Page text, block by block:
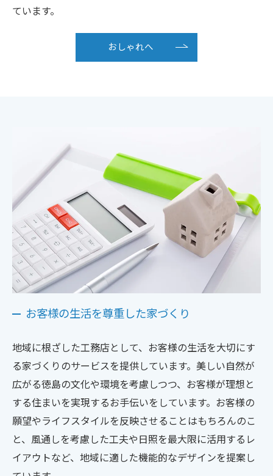
ています。
おしゃれへ
お客様の生活を尊重した家づくり
地域に根ざした工務店として、お客様の生活を大切にす
る家づくりのサービスを提供しています。美しい自然が
広がる徳島の文化や環境を考慮しつつ、お客様が理想と
する住まいを実現するお手伝いをしています。お客様の
願望やライフスタイルを反映させることはもちろんのこ
と、風通しを考慮した工夫や日照を最大限に活用するレ
イアウトなど、地域に適した機能的なデザインを提案し